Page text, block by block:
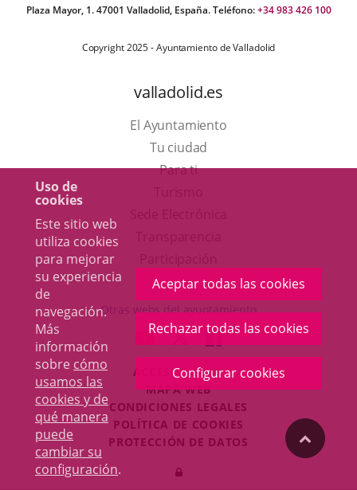
Uso de
cookies
Este sitio web
utiliza cookies
para mejorar
su experiencia
de
navegación.
Más
información
sobre cómo
usamos las
cookies y de
qué manera
puede
cambiar su
configuración.
Aceptar todas las cookies
Rechazar todas las cookies
Configurar cookies
Plaza Mayor, 1. 47001 Valladolid, España. Teléfono:+34 983 426 100
Copyright 2025 - Ayuntamiento de Valladolid
valladolid.es
El Ayuntamiento
Tu ciudad
Para ti
en
una
ventana
nueva.
aplicación
externa.
Otras webs del ayuntamiento
ENLACE
A
UNA
APLICACIÓN
EXTERNA.
ENLACE
A
UNA
APLICACIÓN
EXTERNA.
ENLACE
A
UNA
EXTERNA.
ACCESIBILIDAD
MAPA WEB
CONDICIONES LEGALES
POLÍTICA DE COOKIES
PROTECCIÓN DE DATOS
Iniciar
"Volver